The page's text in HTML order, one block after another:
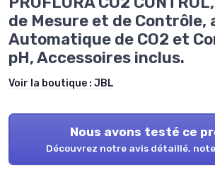
de Mesure et de Contrôle,
Automatique de CO2 et
pH, Accessoires inclus.
Voir la boutique : JBL
Nous avons testé ce
Découvrez notre avis détaillé,